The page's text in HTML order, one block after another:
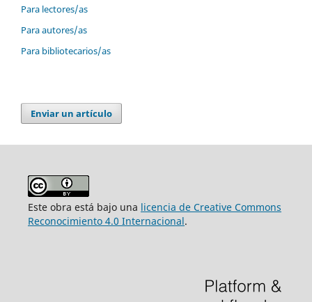
Para lectores/as
Para autores/as
Para bibliotecarios/as
Enviar un artículo
Este obra está bajo una licencia de Creative Commons
Reconocimiento 4.0 Internacional.